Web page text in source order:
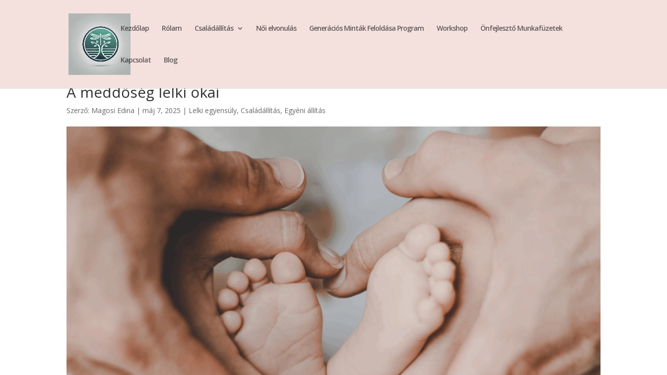
Kezdőlap Rólam Családállítás Női elvonulás Generációs Minták Feloldása Program Workshop Önfejlesztő Munkafüzetek
Kapcsolat Blog
A meddőség lelki okai
Szerző: Magosi Edina |máj 7, 2025 | Lelki egyensúly, Családállítás, Egyéni állítás